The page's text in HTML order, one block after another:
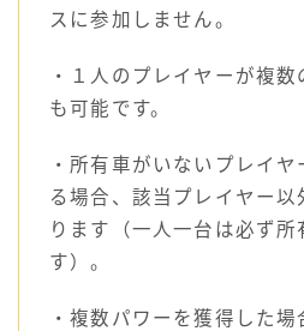
スに参加しません。
・１人のプレイヤーが複
も可能です。
・所有車がいないプレイ
る場合、該当プレイヤー
ります（一人一台は必ず所
す）。
・複数パワーを獲得した